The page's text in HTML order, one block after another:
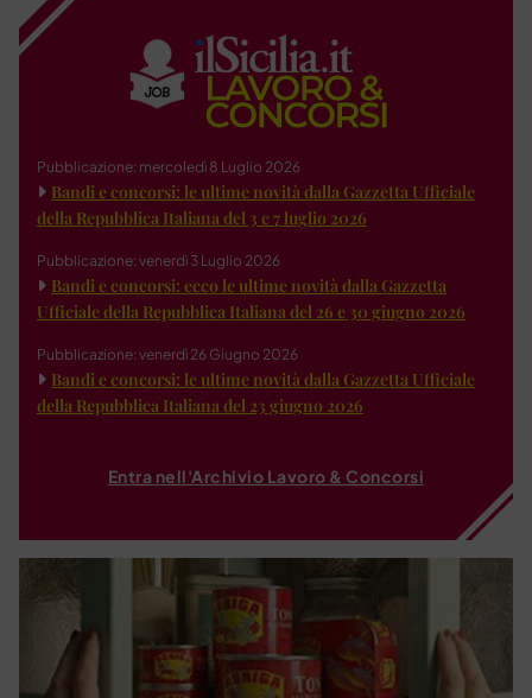
Pubblicazione: mercoledì 8 Luglio 2026
Bandi e concorsi: le ultime novità dalla Gazzetta Ufficiale
della Repubblica Italiana del 3 e 7 luglio 2026
Pubblicazione: venerdì 3 Luglio 2026
Bandi e concorsi: ecco le ultime novità dalla Gazzetta
Ufficiale della Repubblica Italiana del 26 e 30 giugno 2026
Pubblicazione: venerdì 26 Giugno 2026
Bandi e concorsi: le ultime novità dalla Gazzetta Ufficiale
della Repubblica Italiana del 23 giugno 2026
Entra nell'Archivio Lavoro & Concorsi